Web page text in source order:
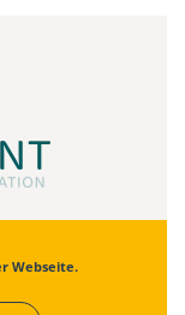
Webseite.